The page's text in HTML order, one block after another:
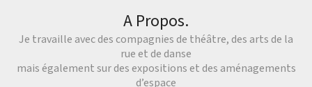
A Propos.
Je travaille avec des compagnies de théâtre, des arts de la
rue et de danse
mais également sur des expositions et des aménagements
d’espace